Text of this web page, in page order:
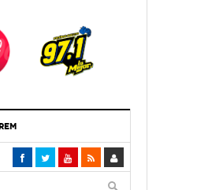
Con Una Contraloría Ciudadana’